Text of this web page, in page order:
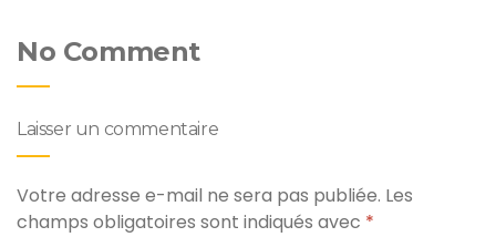
No Comment
Laisser un commentaire
Votre adresse e-mail ne sera pas publiée. Les
champs obligatoires sont indiqués avec *